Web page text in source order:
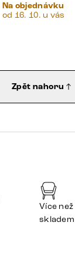
Na objednávku
od 16. 10. u vás
Zpět nahoru
Více než
skladem